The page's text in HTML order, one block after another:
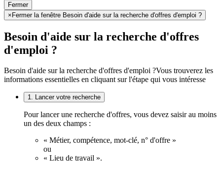
Fermer
×Fermer la fenêtre Besoin d'aide sur la recherche d'offres d'emploi ?
Besoin d'aide sur la recherche d'offres
d'emploi ?
Besoin d'aide sur la recherche d'offres d'emploi ?Vous trouverez les
informations essentielles en cliquant sur l'étape qui vous intéresse
1. Lancer votre recherche
Pour lancer une recherche d'offres, vous devez saisir au moins
un des deux champs :
« Métier, compétence, mot-clé, n° d'offre »
ou
« Lieu de travail ».